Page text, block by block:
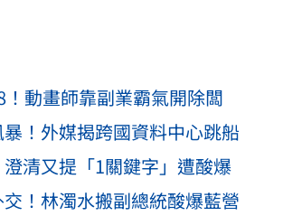
！動畫師靠副業霸氣開除闆
！外媒揭跨國資料中心跳船
清又提「1關鍵字」遭酸爆
！林濁水搬副總統酸爆藍營